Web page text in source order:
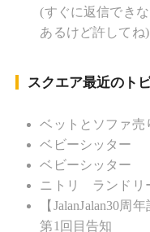
ぼん 」監督 マレ
イ歴 ：
(すぐに返信でき
あるけど許してね)
スクエア最近のト
ベットとソファ売
ベビーシッター
ベビーシッター
ニトリ ランドリ
【JalanJalan30周
第1回目告知